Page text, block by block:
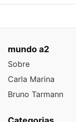
mundo a2
Sobre
Carla Marina
Bruno Tarmann